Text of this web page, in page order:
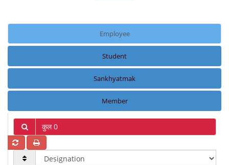
Employee
Student
Sankhyatmak
Member
कुल 0